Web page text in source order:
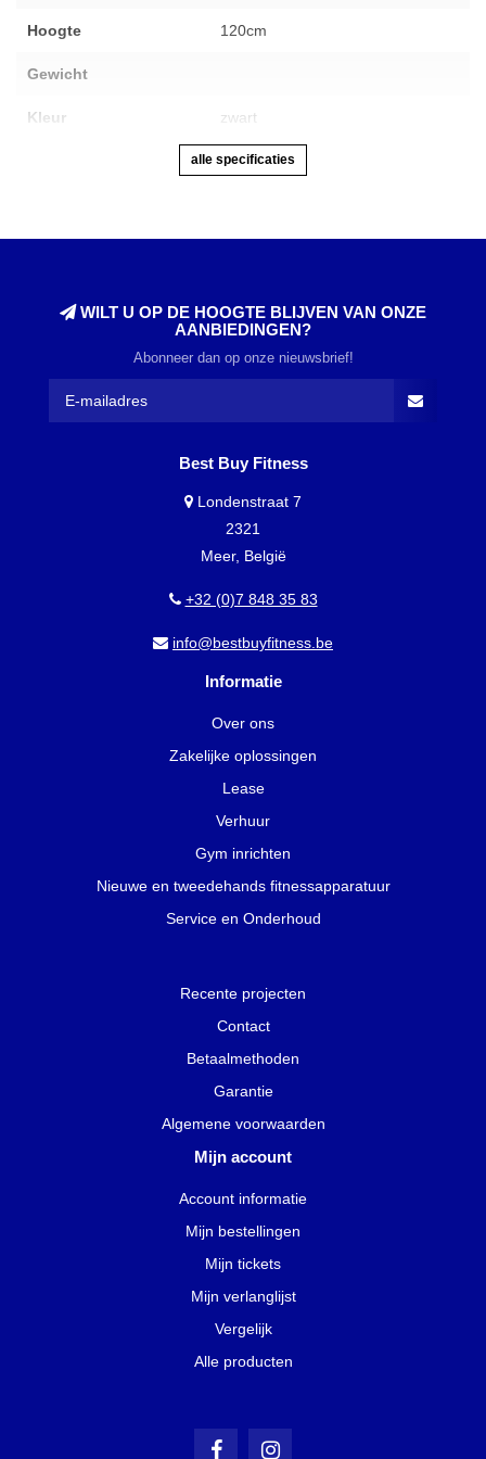
Hoogte 120cm
Gewicht
Kleur zwart
alle specificaties
WILT U OP DE HOOGTE BLIJVEN VAN ONZE
AANBIEDINGEN?
Abonneer dan op onze nieuwsbrief!
Best Buy Fitness
Londenstraat 7
2321
Meer, België
+32 (0)7 848 35 83
info@bestbuyfitness.be
Informatie
Over ons
Zakelijke oplossingen
Lease
Verhuur
Gym inrichten
Nieuwe en tweedehands fitnessapparatuur
Service en Onderhoud
Recente projecten
Contact
Betaalmethoden
Garantie
Algemene voorwaarden
Mijn account
Account informatie
Mijn bestellingen
Mijn tickets
Mijn verlanglijst
Vergelijk
Alle producten